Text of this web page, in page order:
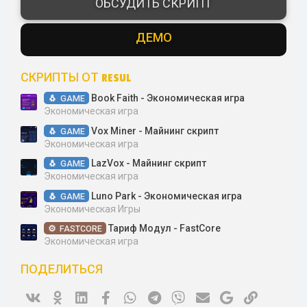
ё
з
ОБСУДИТЬ СКРИПТ
ДЕМО
СКРИПТЫ ОТ RESUL
GAME
Book Faith - Экономическая игра
Экономическая игра
GAME Vox Miner - Майнинг скрипт
Экономическая игра
GAME
LazVox - Майнинг скрипт
Экономическая игра
GAME
Luno Park - Экономическая игра
Экономическая Игры
FASTCORE Тариф Модул - FastCore
Экономическая игра
ПОДЕЛИТЬСЯ
Ok Linked InFacebookWhatsAppTelegram
Viber Электронная почта
Google